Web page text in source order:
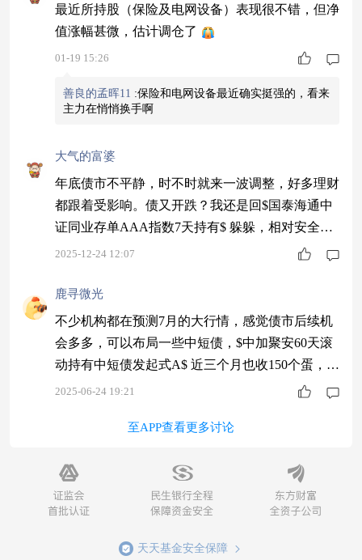
最近所持股（保险及电网设备）表现很不错，但净
值涨幅甚微，估计调仓了
01-19 15:26
善良的孟晖11 :保险和电网设备最近确实挺强的，看来
主力在悄悄换手啊
大气的富婆
年底债市不平静，时不时就来一波调整，好多理财
都跟着受影响。债又开跌？我还是回$国泰海通中
证同业存单AAA指数7天持有$ 躲躲，相对安全一
点！近 6 个月 0.64% 的收益靠谱，底层是银行优
2025-12-24 12:07
鹿寻微光
不少机构都在预测7月的大行情，感觉债市后续机
会多多，可以布局一些中短债，$中加聚安60天滚
动持有中短债发起式A$ 近三个月也收150个蛋，确
实优秀，蹲好静待大的行情到来
2025-06-24 19:21
至APP查看更多讨论
天天基金安全保障